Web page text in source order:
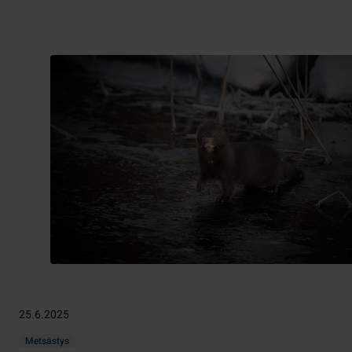
25.6.2025
Metsästys